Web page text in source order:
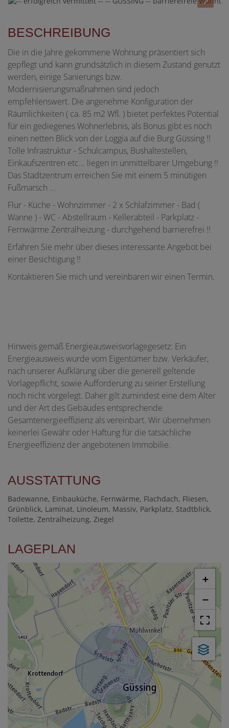
BESCHREIBUNG
Die in die Jahre gekommene Wohnung präsentiert sich
gepflegt und kann grundsätzlich in diesem Zustand genutzt
werden, einige Sanierungs bzw.
Modernisierungsmaßnahmen sind jedoch
empfehlenswert. Die angenehme Konfiguration der
Räumlichkeiten ( ca. 85 m2 Wfl. ) bietet perfektes Potential
für ein gediegenes Wohnerlebnis, als Bonus gibt es noch
einen netten Blick von der Loggia auf die Burg Güssing !!
Tolle Infrastruktur - Schulcampus, Bushaltestellen,
Einkaufszentren etc... liegen in unmittelbarer Umgebung !!
Das Stadtzentrum erreichen Sie mit einem 5 minütigen
Fußmarsch ...
Flur - Küche - Wohnzimmer - 2 x Schlafzimmer - Bad (
Wanne ) - WC - Abstellraum - Kellerabteil - Parkplatz -
Fernwärme Zentralheizung - durchgehend barrierefrei !!
Erfahren Sie mehr über dieses interessante Angebot bei
einer Besichtigung !!
Kontaktieren Sie mich und vereinbaren wir einen Termin.
Hinweis gemäß Energieausweisvorlagegesetz: Ein
Energieausweis wurde vom Eigentümer bzw. Verkäufer,
nach unserer Aufklärung über die generell geltende
Vorlagepflicht, sowie Aufforderung zu seiner Erstellung
noch nicht vorgelegt. Daher gilt zumindest eine dem Alter
und der Art des Gebäudes entsprechende
Gesamtenergieeffizienz als vereinbart. Wir übernehmen
keinerlei Gewähr oder Haftung für die tatsächliche
Energieeffizienz der angebotenen Immobilie.
AUSSTATTUNG
Badewanne Einbauküche Fernwärme Flachdach Fliesen
Grünblick Laminat Linoleum Massiv Parkplatz Stadtblick
Toilette Zentralheizung Ziegel
LAGEPLAN
+
−